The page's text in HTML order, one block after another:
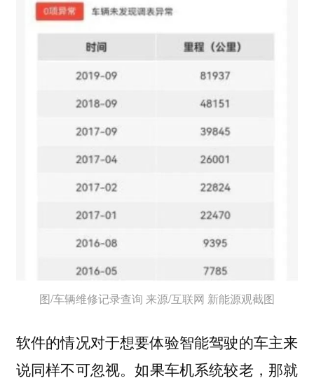
图/车辆维修记录查询 来源/互联网 新能源观截图
软件的情况对于想要体验智能驾驶的车主来
说同样不可忽视。如果车机系统较老，那就